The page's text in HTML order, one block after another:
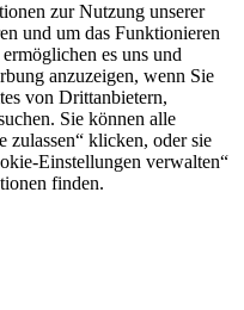
zur Nutzung unserer
und um das Funktionieren
es uns und
anzuzeigen, wenn Sie
von Drittanbietern,
Sie können alle
zulassen“ klicken, oder sie
Einstellungen verwalten“
finden.